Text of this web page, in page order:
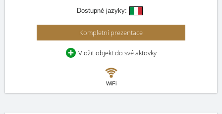
Dostupné jazyky:
Kompletní prezentace
Vložit objekt do své aktovky
WiFi